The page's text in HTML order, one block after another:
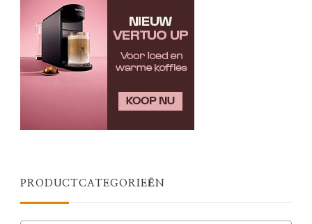
PRODUCTCATEGORIEËN